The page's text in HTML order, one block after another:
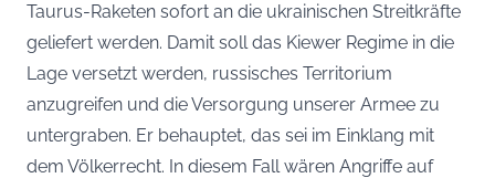
Taurus-Raketen sofort an die ukrainischen Streitkräfte
geliefert werden. Damit soll das Kiewer Regime in die
Lage versetzt werden, russisches Territorium
anzugreifen und die Versorgung unserer Armee zu
untergraben. Er behauptet, das sei im Einklang mit
dem Völkerrecht. In diesem Fall wären Angriffe auf